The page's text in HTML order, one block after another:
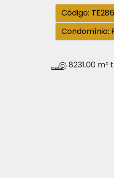
Código:
Condomínio:
8231.00 m²